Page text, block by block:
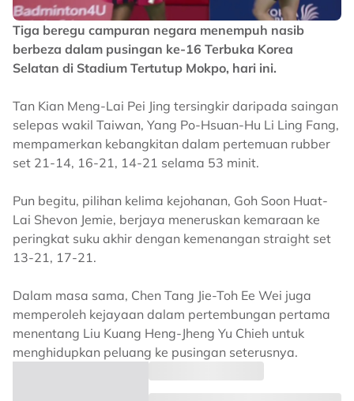
Tiga beregu campuran negara menempuh nasib
berbeza dalam pusingan ke-16 Terbuka Korea
Selatan di Stadium Tertutup Mokpo, hari ini.
Tan Kian Meng-Lai Pei Jing tersingkir daripada saingan
selepas wakil Taiwan, Yang Po-Hsuan-Hu Li Ling Fang,
mempamerkan kebangkitan dalam pertemuan rubber
set 21-14, 16-21, 14-21 selama 53 minit.
Pun begitu, pilihan kelima kejohanan, Goh Soon Huat-
Lai Shevon Jemie, berjaya meneruskan kemaraan ke
peringkat suku akhir dengan kemenangan straight set
13-21, 17-21.
Dalam masa sama, Chen Tang Jie-Toh Ee Wei juga
memperoleh kejayaan dalam pertembungan pertama
menentang Liu Kuang Heng-Jheng Yu Chieh untuk
menghidupkan peluang ke pusingan seterusnya.